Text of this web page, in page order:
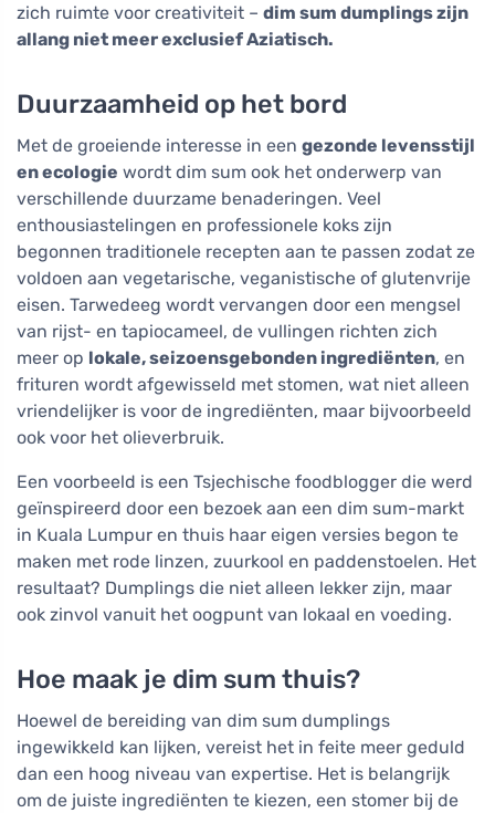
zich ruimte voor creativiteit – dim sum dumplings zijn
allang niet meer exclusief Aziatisch.
Duurzaamheid op het bord
Met de groeiende interesse in een gezonde levensstijl
en ecologie wordt dim sum ook het onderwerp van
verschillende duurzame benaderingen. Veel
enthousiastelingen en professionele koks zijn
begonnen traditionele recepten aan te passen zodat ze
voldoen aan vegetarische, veganistische of glutenvrije
eisen. Tarwedeeg wordt vervangen door een mengsel
van rijst- en tapiocameel, de vullingen richten zich
meer op lokale, seizoensgebonden ingrediënten, en
frituren wordt afgewisseld met stomen, wat niet alleen
vriendelijker is voor de ingrediënten, maar bijvoorbeeld
ook voor het olieverbruik.
Een voorbeeld is een Tsjechische foodblogger die werd
geïnspireerd door een bezoek aan een dim sum-markt
in Kuala Lumpur en thuis haar eigen versies begon te
maken met rode linzen, zuurkool en paddenstoelen. Het
resultaat? Dumplings die niet alleen lekker zijn, maar
ook zinvol vanuit het oogpunt van lokaal en voeding.
Hoe maak je dim sum thuis?
Hoewel de bereiding van dim sum dumplings
ingewikkeld kan lijken, vereist het in feite meer geduld
dan een hoog niveau van expertise. Het is belangrijk
om de juiste ingrediënten te kiezen, een stomer bij de